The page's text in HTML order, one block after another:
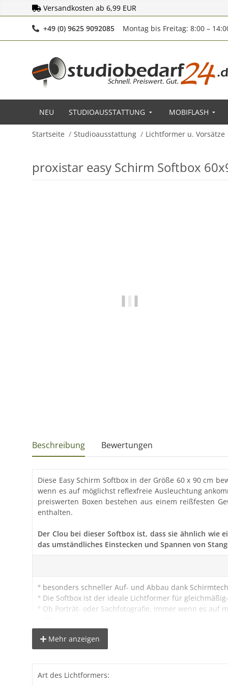
Versandkosten ab 6,99 EUR
+49 (0) 9625 9092085Telefonnummer
Montag bis Freitag: 8:00 –
NEU STUDIOAUSSTATTUNG MOBIFLASH
Startseite Studioausstattung Lichtformer u. Vorsätze
proxistar easy Schirm Softbox
Beschreibung Bewertungen
Diese Easy Schirm Softbox in der Größe 60 x 90 cm
wenn es auf möglichst reflexfreie Ausleuchtung
preiswerten Boxen bestehen aus einem reißfesten
enthalten.
Der Clou bei dieser Softbox ist, dass sie ähnlich
das umständliches Einstecken und Spannen von
° besonders schneller Auf- und Abbau dank
° Die Softbox ist der ideale Lichtformer für
° Ob Porträt- oder Sachfotografie, immer wenn es
° Zur Produktfotografie kann die Softbox ebenfalls gut
° Der Frontdiffusor ist einfach abnehmbar mittels
° Wahlweise kann zusätzlich ein Zwischendiffusor
° drehbar um 360°
Mehr anzeigen
Art des Lichtformers: